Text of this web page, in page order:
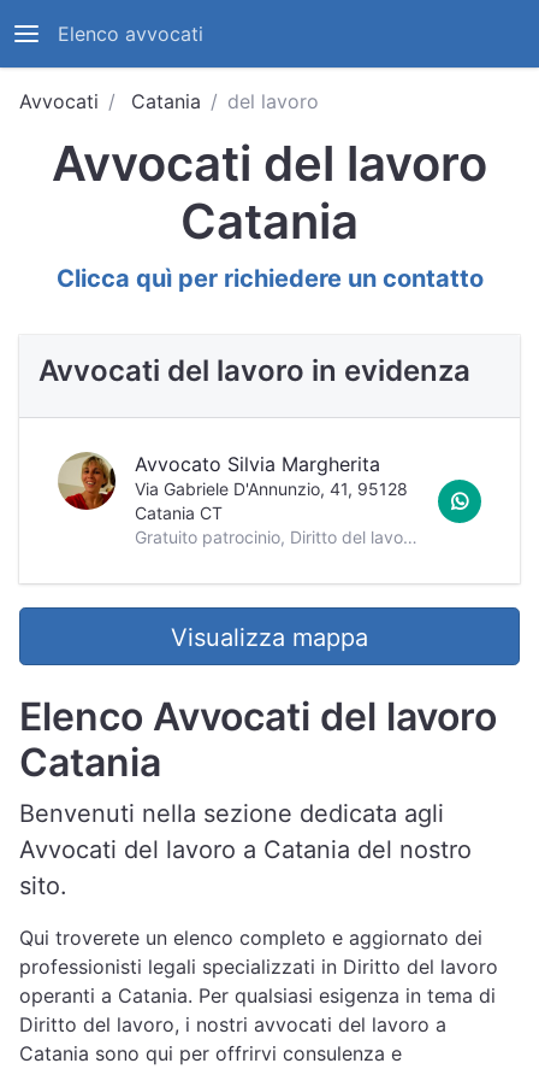
Elenco avvocati
Avvocati Catania del lavoro
Avvocati del lavoro
Catania
Clicca quì per richiedere un contatto
Avvocati del lavoro in evidenza
Avvocato Silvia Margherita
Via Gabriele D'Annunzio, 41, 95128
Catania CT
Gratuito patrocinio, Diritto del lavoro, Diritto tributario
Visualizza mappa
Elenco Avvocati del lavoro
Catania
Benvenuti nella sezione dedicata agli
Avvocati del lavoro a Catania del nostro
sito.
Qui troverete un elenco completo e aggiornato dei
professionisti legali specializzati in Diritto del lavoro
operanti a Catania. Per qualsiasi esigenza in tema di
Diritto del lavoro, i nostri avvocati del lavoro a
Catania sono qui per offrirvi consulenza e